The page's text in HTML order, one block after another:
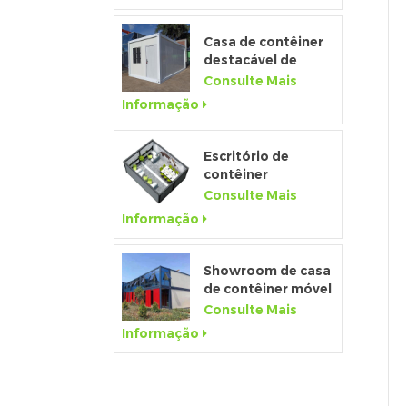
banheiro
Casa de contêiner
destacável de
baixo custo de
Consulte Mais
Informação
Escritório de
contêiner
temporário pré-
de obras
Consulte Mais
Informação
Showroom de casa
de contêiner móvel
pré-fabricado de
Consulte Mais
Informação